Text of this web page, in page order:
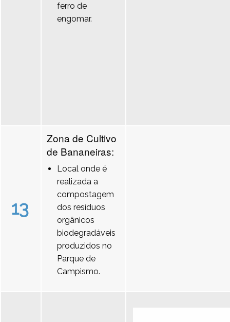
ferro de
engomar.
13
Zona de Cultivo
de Bananeiras:
Local onde é
realizada a
compostagem
dos resíduos
orgânicos
biodegradáveis
produzidos no
Parque de
Campismo.